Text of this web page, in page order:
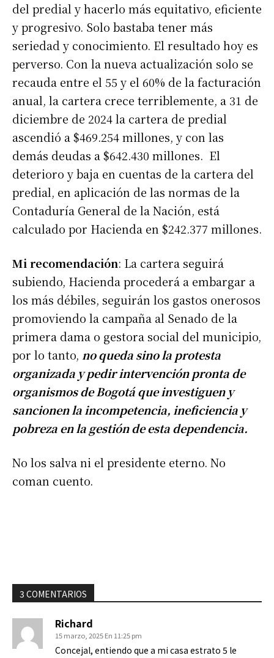
del predial y hacerlo más equitativo, eficiente
y progresivo. Solo bastaba tener más
seriedad y conocimiento. El resultado hoy es
perverso. Con la nueva actualización solo se
recauda entre el 55 y el 60% de la facturación
anual, la cartera crece terriblemente, a 31 de
diciembre de 2024 la cartera de predial
ascendió a $469.254 millones, y con las
demás deudas a $642.430 millones. El
deterioro y baja en cuentas de la cartera del
predial, en aplicación de las normas de la
Contaduría General de la Nación, está
calculado por Hacienda en $242.377 millones.
Mi recomendación: La cartera seguirá
subiendo, Hacienda procederá a embargar a
los más débiles, seguirán los gastos onerosos
promoviendo la campaña al Senado de la
primera dama o gestora social del municipio,
por lo tanto, no queda sino la protesta
organizada y pedir intervención pronta de
organismos de Bogotá que investiguen y
sancionen la incompetencia, ineficiencia y
pobreza en la gestión de esta dependencia.
No los salva ni el presidente eterno. No
coman cuento.
3 COMENTARIOS
Richard
15 marzo, 2025 En 11:25 pm
Concejal, entiendo que a mi casa estrato 5 le